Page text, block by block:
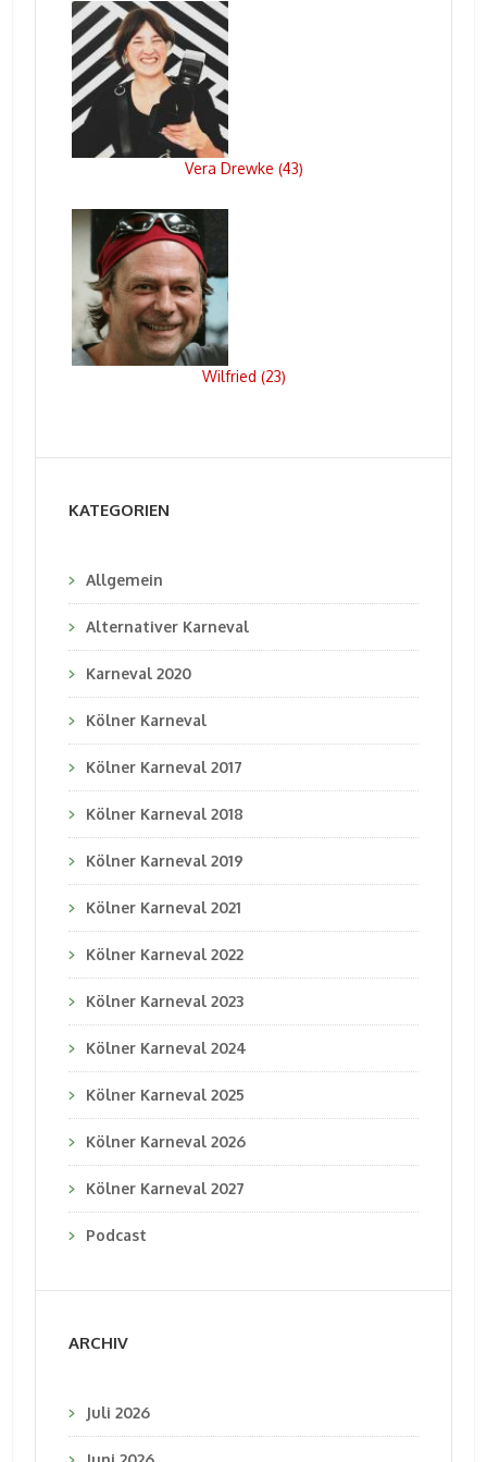
Vera Drewke (43)
Wilfried (23)
KATEGORIEN
Allgemein
Alternativer Karneval
Karneval 2020
Kölner Karneval
Kölner Karneval 2017
Kölner Karneval 2018
Kölner Karneval 2019
Kölner Karneval 2021
Kölner Karneval 2022
Kölner Karneval 2023
Kölner Karneval 2024
Kölner Karneval 2025
Kölner Karneval 2026
Kölner Karneval 2027
Podcast
ARCHIV
Juli 2026